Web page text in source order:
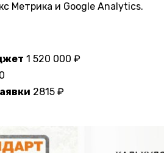
Метрика и Google Analytics.
1 520 000 ₽
2815 ₽